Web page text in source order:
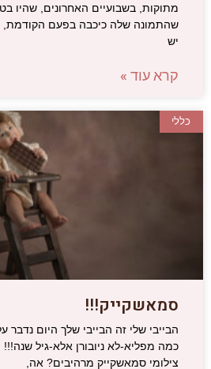
מתוקות, בשבועיים האחרונים, שהיו
שהתמונה שלה כיכבה בפעם הקודמת,
יש
קרא עוד »
כללי
סמאשקייק!!!
הבייבי שלי זה הבייבי שלך היום נדבר
כמה מפליא-לא ניובורן אלא-גיל
צילומי סמאשקייק מרהיבים? אה,